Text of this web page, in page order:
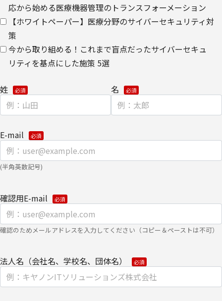
ウェブサイトにおける、お客さまアクセス情報の取り扱いについ
て。
・クッキー（cookie）とウェブビーコンの使用によるアクセス情報
の収集
【第三者提供に関して】
当社はご提供いただきました個人情報を安全に管理し、以下の場合
を除き、ご本人の同意なく第三者に開示・提供しません。
・上記利用目的を実施するために、適切な機密保持契約を締結した
業務委託先へ委託する場合
・上記利用目的の範囲内で利用するために、当社のグループ会社お
個人情報を提供する場合は、ご提供頂いた個人情報の全ての項目に
ついて、電子的な伝送または紙面/電子媒体による搬送もしくは手
渡しにて提供いたします。
社およびパートナー企業より直接ご連絡させていただく場合があり
ます。
応から始める医療機器管理のトランスフォーメーション
【ホワイトペーパー】医療分野のサイバーセキュリティ対
策
今から取り組める！これまで盲点だったサイバーセキュ
リティを基点にした施策 5選
姓 名
E-mail
(半角英数記号)
確認用E-mail
確認のためメールアドレスを入力してください（コピー＆ペーストは不可）
法人名（会社名、学校名、団体名）